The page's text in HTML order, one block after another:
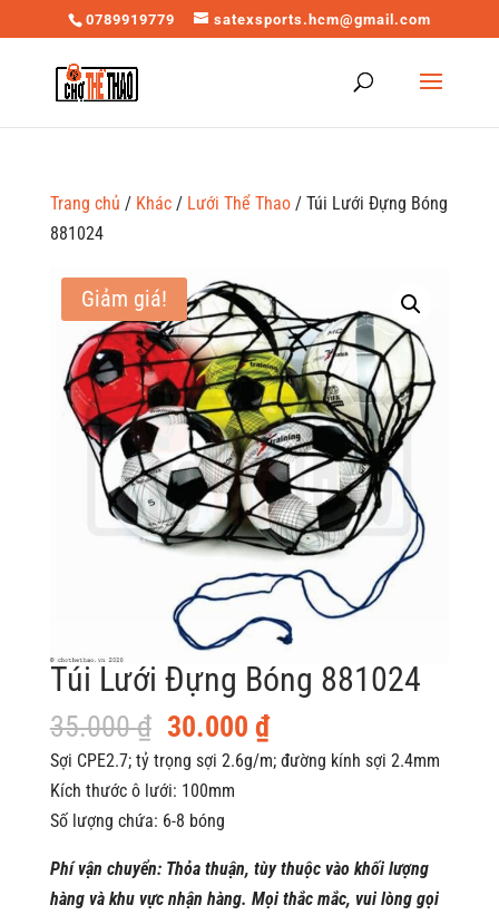
0789919779 satexsports.hcm@gmail.com
Trang chủ / Khác/ Lưới Thể Thao/ Túi Lưới Đựng Bóng
881024
Giảm giá!
Túi Lưới Đựng Bóng 881024
35.000₫ Giá
gốc
là:
35.000 ₫.
30.000 ₫Giá
hiện
Sợi CPE2.7; tỷ trọng sợi 2.6g/m; đường kính sợi 2.4mm
Kích thước ô lưới: 100mm
Số lượng chứa: 6-8 bóng
Phí vận chuyển: Thỏa thuận, tùy thuộc vào khối lượng
hàng và khu vực nhận hàng. Mọi thắc mắc, vui lòng gọi